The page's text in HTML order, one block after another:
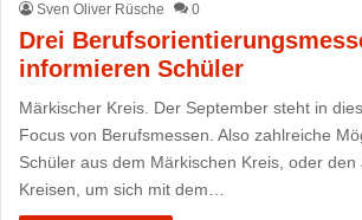
Sven Oliver Rüsche 0
Drei
informieren Schüler
Märkischer Kreis. Der September steht in
Focus von Berufsmessen. Also zahlreiche
Schüler aus dem Märkischen Kreis, oder den
Kreisen, um sich mit dem…